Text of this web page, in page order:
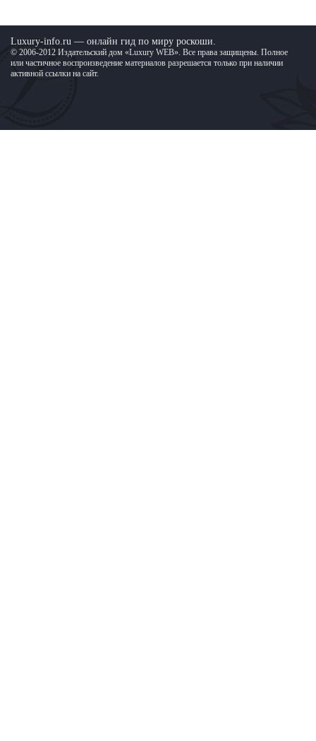
Luxury-info.ru — онлайн гид по миру роскоши.
© 2006-2012 Издательский дом «Luxury WEB». Все права защищены. Полное
или частичное воспроизведение материалов разрешается только при наличии
активной ссылки на сайт.